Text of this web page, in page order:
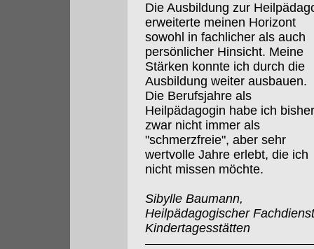
Die Ausbildung zur
erweiterte meinen Horizont
sowohl in fachlicher als auch
persönlicher Hinsicht. Meine
Stärken konnte ich durch die
Ausbildung weiter ausbauen.
Die Berufsjahre als
Heilpädagogin habe ich bisher
zwar nicht immer als
"schmerzfreie", aber sehr
wertvolle Jahre erlebt, die ich
nicht missen möchte.
Sibylle Baumann,
Heilpädagogischer
Kindertagesstätten